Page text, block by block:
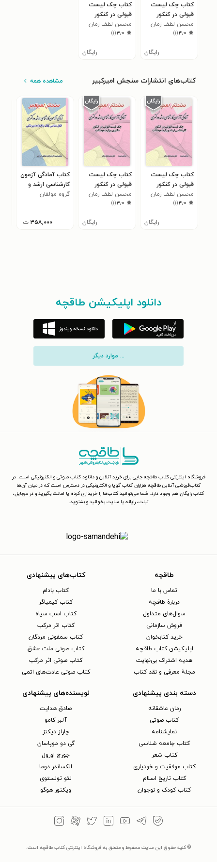
کتاب چک لیست
قبولی در کنکور
کارشناسی ارشد
وزارت بهداشت
محسن لطف زمان
۴٫۰(۱)
رایگان
کتاب چک لیست
قبولی در کنکور
دکتری وزارت
بهداشت
محسن لطف زمان
۳٫۰(۱)
رایگان
کتاب‌های انتشارات سنجش امیرکبیر مشاهده همه
کتاب چک لیست
قبولی در کنکور
کارشناسی ارشد
وزارت بهداشت
محسن لطف زمان
۴٫۰(۱)
رایگان
کتاب چک لیست
قبولی در کنکور
دکتری وزارت
بهداشت
محسن لطف زمان
۳٫۰(۱)
رایگان
کتاب آمادگی آزمون
کارشناسی ارشد و
دکتری انگل شناسی
گروه مولفان
۳۵۸,۰۰۰ ت
دانلود اپلیکیشن طاقچه
... موارد دیگر
فروشگاه اینترنتی کتاب طاقچه جایی برای خرید آنلاین و دانلود کتاب صوتی و الکترونیکی است. در
کتاب‌فروشی آنلاین طاقچه هزاران کتاب گویا و الکترونیکی در دسترس است که در میان آن‌ها
کتاب رایگان هم وجود دارد. شما می‌توانید کتاب‌ها را خریداری کرده یا امانت بگیرید و در موبایل،
تبلت، رایانه یا سایت بخوانید و بشنوید.
طاقچه
تماس با ما
دربارهٔ طاقچه
سوال‌های متداول
فروش سازمانی
خرید کتابخوان
اپلیکیشن کتاب طاقچه
هدیه اشتراک بی‌نهایت
مجلهٔ معرفی و نقد کتاب
کتاب‌های پیشنهادی
کتاب بادام
کتاب کیمیاگر
کتاب اسب سیاه
کتاب اثر مرکب
کتاب سمفونی مردگان
کتاب صوتی ملت عشق
کتاب صوتی اثر مرکب
کتاب صوتی عادت‌های اتمی
دسته بندی پیشنهادی
رمان عاشقانه
کتاب‌ صوتی
نمایشنامه
کتاب جامعه شناسی
کتاب شعر
کتاب موفقیت و خودیاری
کتاب تاریخ اسلام
کتاب کودک و نوجوان
نویسنده‌های پیشنهادی
صادق هدایت
آلبر کامو
چارلز دیکنز
گی دو موپاسان
جورج اورول
الکساندر دوما
لئو تولستوی
ویکتور هوگو
© کلیه حقوق این سایت محفوظ و متعلق به فروشگاه اینترنتی کتاب طاقچه است.